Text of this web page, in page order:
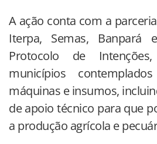
A ação conta com a
Iterpa, Semas, Banpará
Protocolo de
municípios
máquinas e insumos,
de apoio técnico para que
a produção agrícola e